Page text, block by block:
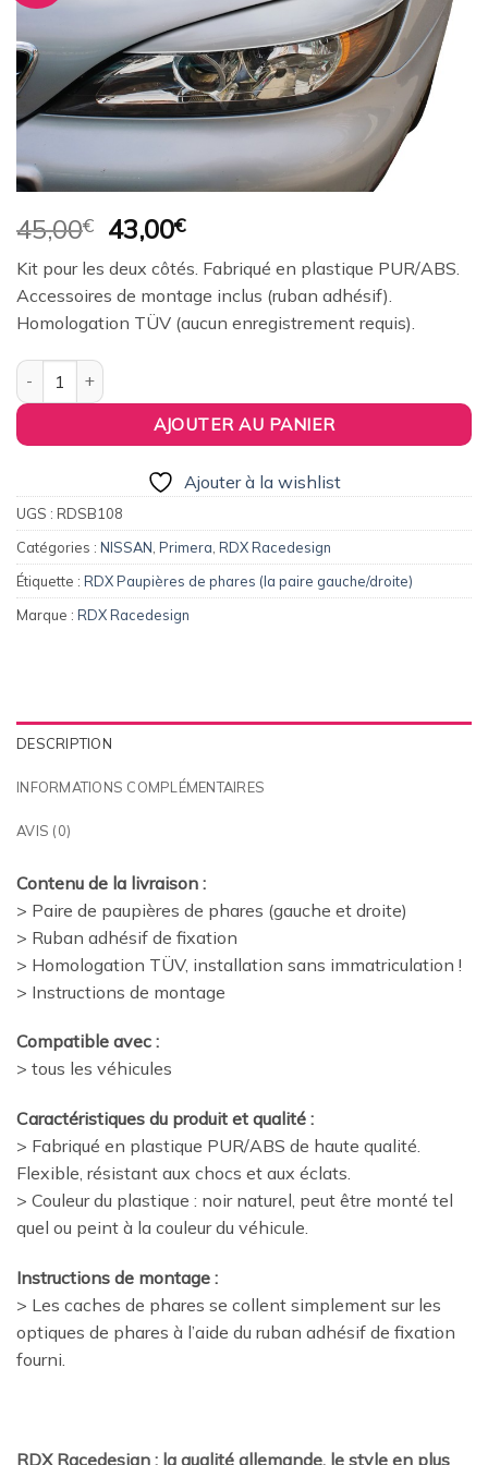
à la
wishlist
45,00€
Le
prix
initial
était :
45,00€.
43,00€Le
prix
actuel
est :
43,00€.
Kit pour les deux côtés. Fabriqué en plastique PUR/ABS.
Accessoires de montage inclus (ruban adhésif).
Homologation TÜV (aucun enregistrement requis).
quantité de paupières de phares (la paire) RDX pour NISSAN
AJOUTER AU PANIER
Ajouter à la wishlist
UGS : RDSB108
Catégories : NISSAN Primera RDX Racedesign
Étiquette : RDX Paupières de phares (la paire gauche/droite)
Marque : RDX Racedesign
DESCRIPTION
INFORMATIONS COMPLÉMENTAIRES
AVIS (0)
Contenu de la livraison :
> Paire de paupières de phares (gauche et droite)
> Ruban adhésif de fixation
> Homologation TÜV, installation sans immatriculation !
> Instructions de montage
Compatible avec :
> tous les véhicules
Caractéristiques du produit et qualité :
> Fabriqué en plastique PUR/ABS de haute qualité.
Flexible, résistant aux chocs et aux éclats.
> Couleur du plastique : noir naturel, peut être monté tel
quel ou peint à la couleur du véhicule.
Instructions de montage :
> Les caches de phares se collent simplement sur les
optiques de phares à l’aide du ruban adhésif de fixation
fourni.
RDX Racedesign : la qualité allemande, le style en plus